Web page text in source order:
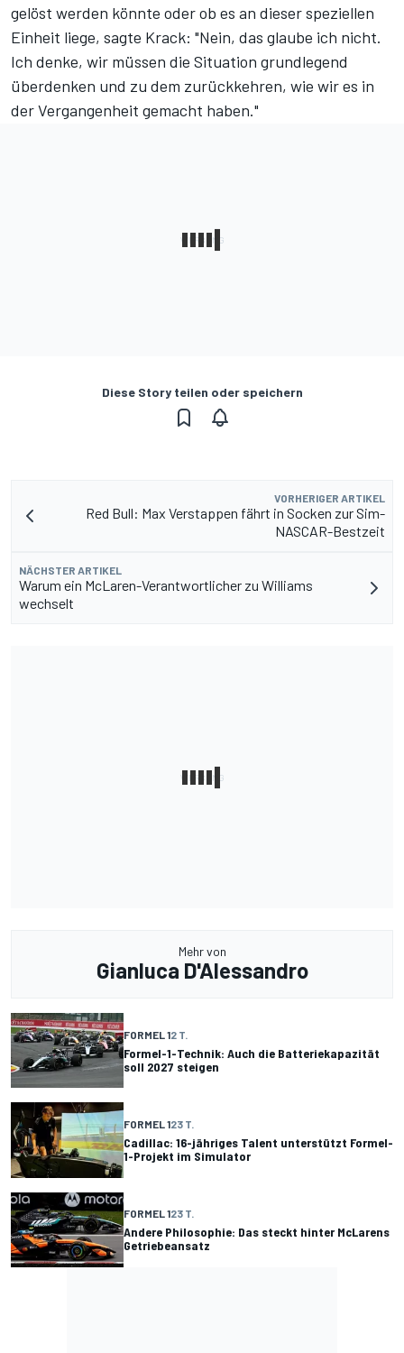
gelöst werden könnte oder ob es an dieser speziellen
Einheit liege, sagte Krack: "Nein, das glaube ich nicht.
Ich denke, wir müssen die Situation grundlegend
überdenken und zu dem zurückkehren, wie wir es in
der Vergangenheit gemacht haben."
Diese Story teilen oder speichern
VORHERIGER ARTIKEL
Red Bull: Max Verstappen fährt in Socken zur Sim-
NASCAR-Bestzeit
NÄCHSTER ARTIKEL
Warum ein McLaren-Verantwortlicher zu Williams
wechselt
Mehr von
Gianluca D'Alessandro
FORMEL 12 T.
Formel-1-Technik: Auch die Batteriekapazität
soll 2027 steigen
FORMEL 123 T.
Cadillac: 16-jähriges Talent unterstützt Formel-
1-Projekt im Simulator
FORMEL 123 T.
Andere Philosophie: Das steckt hinter McLarens
Getriebeansatz